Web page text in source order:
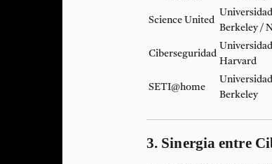
Science United
Berkeley /
Ciberseguridad
Harvard
SETI@home
Berkeley
3. Sinergia entre